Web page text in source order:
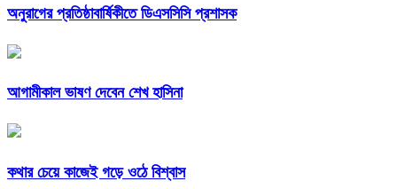
অনুরাগের প্রতিষ্ঠাবার্ষিকীতে ডিএসসিসি প্রশাসক
আগামীকাল ভাষণ দেবেন শেখ হাসিনা
কথার চেয়ে কাজেই গড়ে ওঠে বিশ্বাস